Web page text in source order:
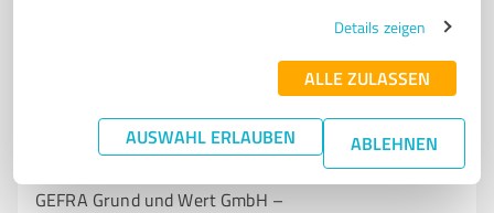
Details zeigen
ALLE ZULASSEN
AUSWAHL ERLAUBEN ABLEHNEN
Immobilienvermittlung
GEFRA Grund und Wert GmbH
GEFRA Grund und Wert GmbH –